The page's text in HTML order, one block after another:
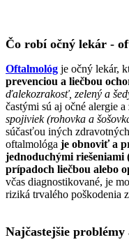
Čo robí očný lekár -
Oftalmológ je očný lekár,
prevenciou a liečbou
ďalekozrakosť, zelený a
častými sú aj očné alergie
spojiviek (rohovka a
súčasťou iných
oftalmológa je obnoviť a
jednoduchými riešeniami
prípadoch liečbou alebo
včas diagnostikované, je
riziká trvalého poškodenia
Najčastejšie problémy